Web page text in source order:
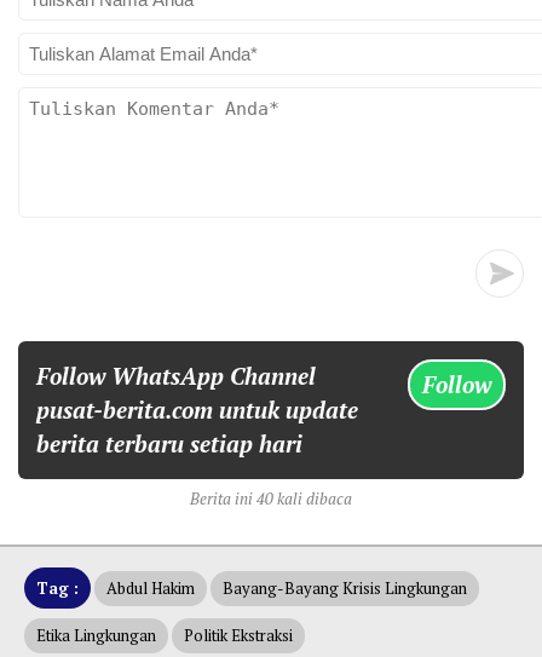
Follow WhatsApp Channel
pusat-berita.com untuk update
berita terbaru setiap hari
Follow
Berita ini 40 kali dibaca
Tag : Abdul Hakim Bayang-Bayang Krisis Lingkungan
Etika Lingkungan Politik Ekstraksi